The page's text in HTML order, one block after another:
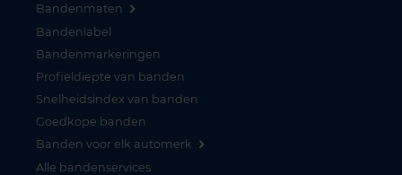
Bandenmaten
Bandenlabel
Bandenmarkeringen
Profieldiepte van banden
Snelheidsindex van banden
Goedkope banden
Banden voor elk automerk
Alle bandenservices